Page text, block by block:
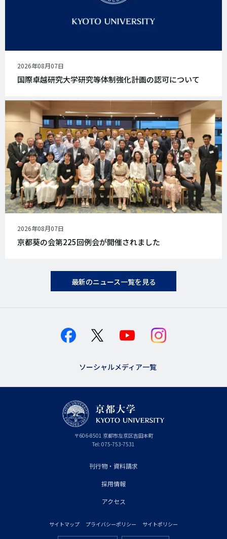
公
開
日
2026年08月07日
国際卓越研究大学研究等体制強化計画の認可について
公
開
日
2026年08月07日
京都葵の会第225回例会が開催されました
最新のニュース一覧を見る
ソーシャルメディア一覧
〒606-8501 京
都
府
京都市左京区吉田本町
Tel: 075-753-7531
刊行物・資料請求
採用情報
アクセス
サイトマップ プライバシーポリシー サイトポリシー